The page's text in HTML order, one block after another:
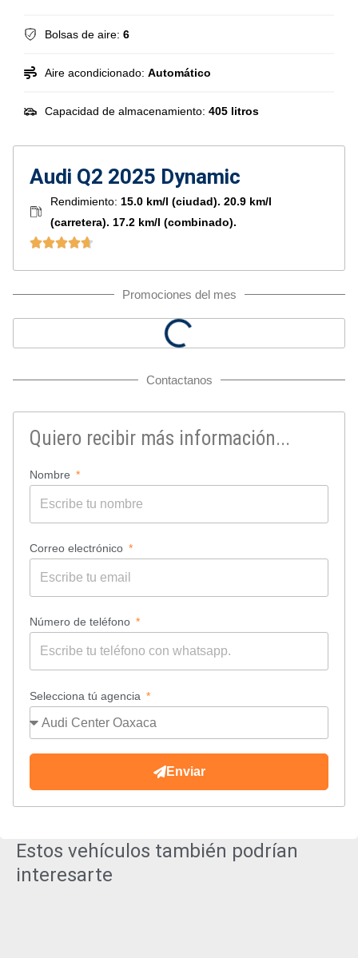
Bolsas de aire: 6
Aire acondicionado: Automático
Capacidad de almacenamiento: 405 litros
Audi Q2 2025 Dynamic
Rendimiento: 15.0 km/l (ciudad). 20.9 km/l
(carretera). 17.2 km/l (combinado).
Promociones del mes
Contactanos
Quiero recibir más información...
Nombre
Correo electrónico
Número de teléfono
Selecciona tú agencia
Enviar
Estos vehículos también podrían
interesarte